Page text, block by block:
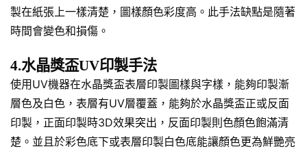
製在紙張上一樣清楚，圖樣顏色彩度高。此手法缺點是隨著
時間會變色和損傷。
4.水晶獎盃UV印製手法
使用UV機器在水晶獎盃表層印製圖樣與字樣，能夠印製漸
層色及白色，表層有UV層覆蓋，能夠於水晶獎盃正或反面
印製，正面印製時3D效果突出，反面印製則色顏色飽滿清
楚。並且於彩色底下或表層印製白色底能讓顏色更為鮮艷亮